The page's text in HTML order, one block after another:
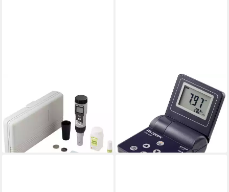
Wasserzähler Redox
Messstick ORP-01
ab 80,84 €
lieferbar - in 2-3 Werktagen bei dir
Wasserzähler pH-Redox-
Temperatur Messgerät VC-
8816970
ab 150,40 €
lieferbar - in 2-3 Werktagen bei dir